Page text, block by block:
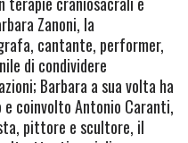
Zanoni, la
cantante, performer,
di condividere
Barbara a sua volta ha
coinvolto Antonio Caranti,
pittore e scultore, il